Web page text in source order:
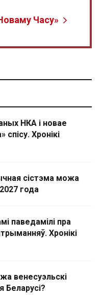
Часу»
НКА і новае
спісу. Хронікі
сістэма можа
года
паведамілі пра
Хронікі
венесуэльскі
Беларусі?